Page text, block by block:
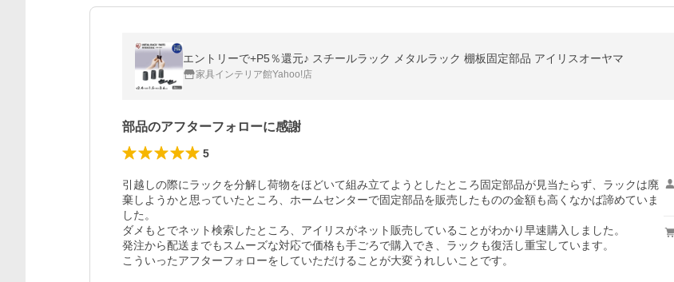
エントリーで+P5％還元♪ スチールラック メタルラック 棚板固定部品 アイリスオーヤマ
家具インテリア館Yahoo!店
部品のアフターフォローに感謝
5
引越しの際にラックを分解し荷物をほどいて組み立てようとしたところ固定部品が見当たらず、ラックは廃
棄しようかと思っていたところ、ホームセンターで固定部品を販売したものの金額も高くなかば諦めていま
した。
ダメもとでネット検索したところ、アイリスがネット販売していることがわかり早速購入しました。
発注から配送までもスムーズな対応で価格も手ごろで購入でき、ラックも復活し重宝しています。
こういったアフターフォローをしていただけることが大変うれしいことです。